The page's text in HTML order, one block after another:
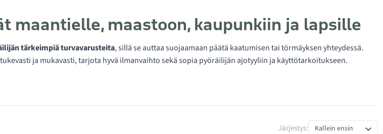
maantielle, maastoon, kaupunkiin ja lapsille
tärkeimpiä turvavarusteita, sillä se auttaa suojaamaan päätä kaatumisen tai törmäyksen yhteydessä.
ja mukavasti, tarjota hyvä ilmanvaihto sekä sopia pyöräilijän ajotyyliin ja käyttötarkoitukseen.
Järjestys: Kallein ensin